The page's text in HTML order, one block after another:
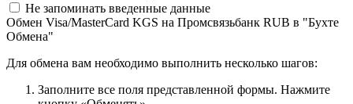
Не запоминать введенные данные
Обмен Visa/MasterCard KGS на Промсвязьбанк RUB в "Бухте
Обмена"
Для обмена вам необходимо выполнить несколько шагов:
Заполните все поля представленной формы. Нажмите